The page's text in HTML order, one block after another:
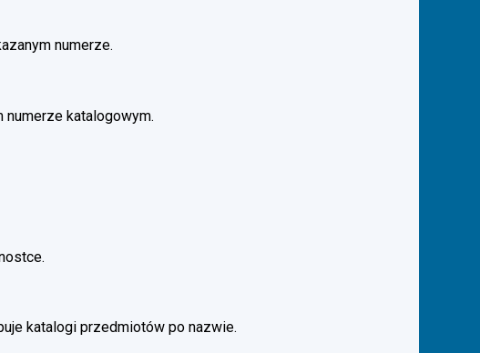
numerze.
numerze katalogowym.
katalogi przedmiotów po nazwie.